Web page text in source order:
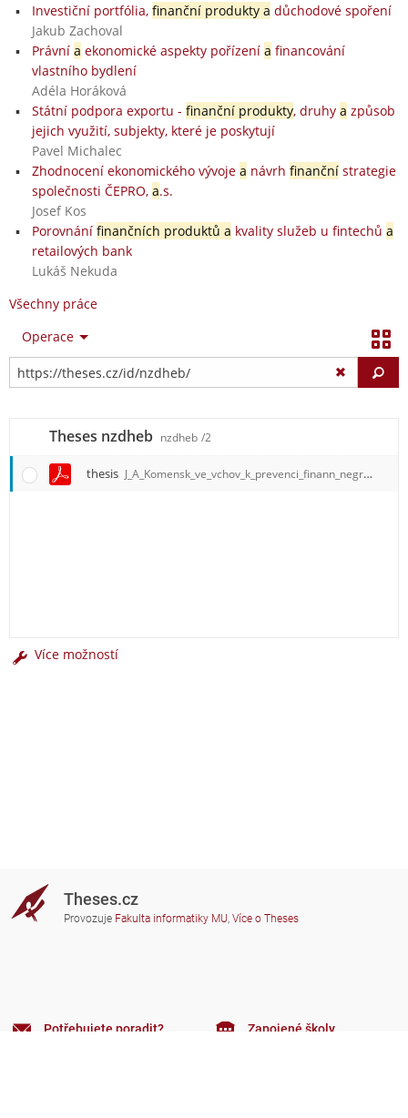
Investiční portfólia, finanční produkty a důchodové spoření
Jakub Zachoval
Právní a ekonomické aspekty pořízení a financování
vlastního bydlení
Adéla Horáková
Státní podpora exportu - finanční produkty, druhy a způsob
jejich využití, subjekty, které je poskytují
Pavel Michalec
Zhodnocení ekonomického vývoje a návrh finančnístrategie
společnosti ČEPRO, a.s.
Josef Kos
Porovnání finančních produktů a kvality služeb u fintechů a
retailových bank
Lukáš Nekuda
Všechny práce
Operace
Theses nzdheb nzdheb /2
thesis J_A_Komensk_ve_vchov_k_prevenci_finann_negramotnosti.pdf
Více možností
Theses.cz
Provozuje Fakulta informatiky MU, Více o Theses
Potřebujete poradit? Zapojené školy